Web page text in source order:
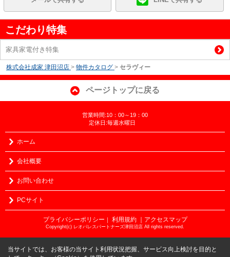
こだわり特集
家具家電付き特集
株式会社成家 津田沼店 > 物件カタログ > セラヴィー
ページトップに戻る
営業時間:10：00～19：00
定休日:毎週水曜日
ホーム
会社概要
お問い合わせ
PCサイト
プライバシーポリシー 利用規約 ｜アクセスマップ
Copyright(c) レオパレスパートナーズ津田沼店 All rights reserved.
当サイトでは、お客様の当サイト利用状況把握、サービス向上検討を目的と